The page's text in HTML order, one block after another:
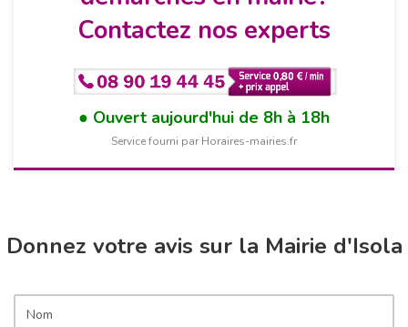
Contactez nos experts
Ouvert aujourd'hui de 8h à 18h
Service fourni par Horaires-mairies.fr
Donnez votre avis sur la Mairie d'Isola